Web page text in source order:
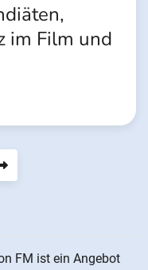
im Film und
FM ist ein An­ge­bot